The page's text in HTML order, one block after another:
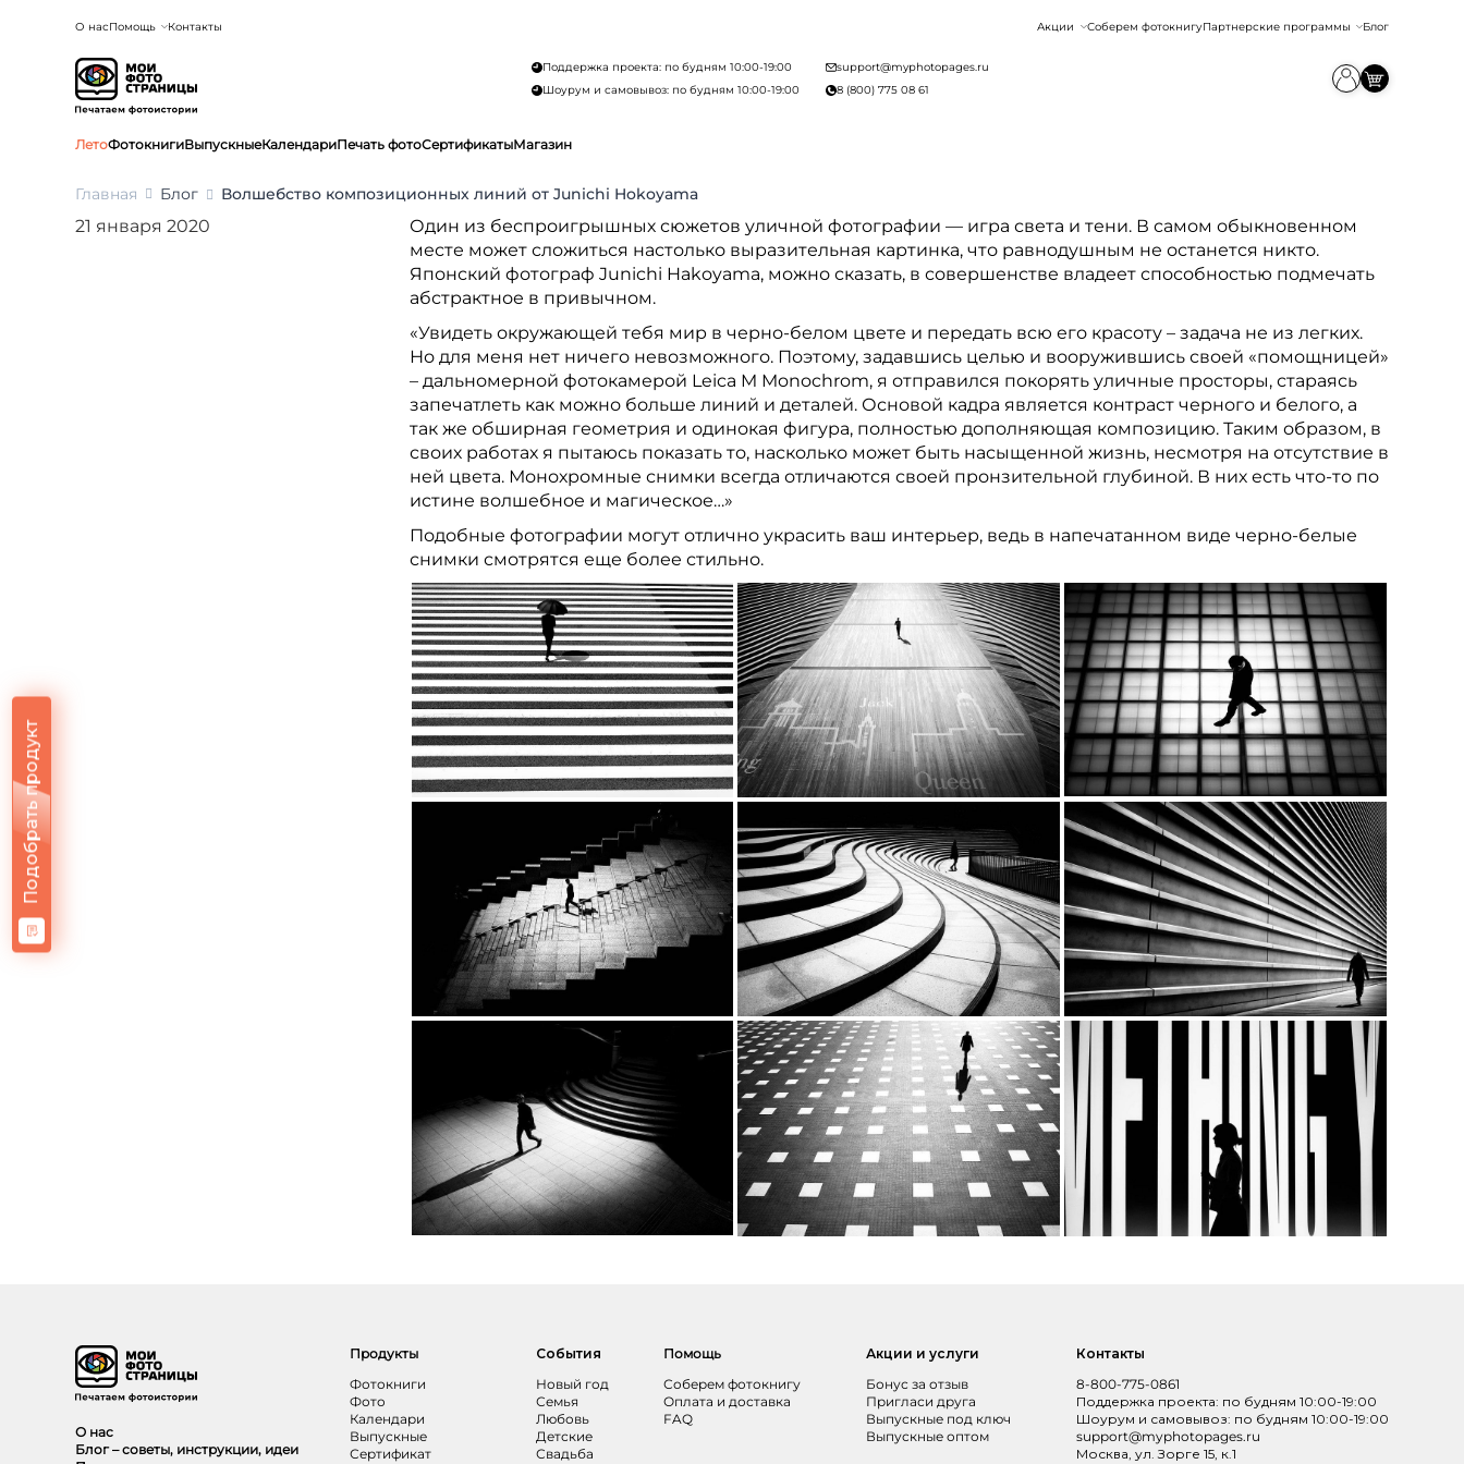
О насПомощь Контакты Акции Соберем фотокнигуПартнерские программы Блог
Поддержка проекта: по будням 10:00-19:00
Шоурум и самовывоз: по будням 10:00-19:00
support@myphotopages.ru
8 (800) 775 08 61
ЛетоФотокнигиВыпускныеКалендариПечать фотоСертификатыМагазин
Подобрать продукт
Главная Блог Волшебство композиционных линий от Junichi Hokoyama
21 января 2020
Один из беспроигрышных сюжетов уличной фотографии — игра света и тени. В самом обыкновенном
месте может сложиться настолько выразительная картинка, что равнодушным не останется никто.
Японский фотограф Junichi Hakoyama, можно сказать, в совершенстве владеет способностью подмечать
абстрактное в привычном.
«Увидеть окружающей тебя мир в черно-белом цвете и передать всю его красоту – задача не из легких.
Но для меня нет ничего невозможного. Поэтому, задавшись целью и вооружившись своей «помощницей»
– дальномерной фотокамерой Leica M Monochrom, я отправился покорять уличные просторы, стараясь
запечатлеть как можно больше линий и деталей. Основой кадра является контраст черного и белого, а
так же обширная геометрия и одинокая фигура, полностью дополняющая композицию. Таким образом, в
своих работах я пытаюсь показать то, насколько может быть насыщенной жизнь, несмотря на отсутствие в
ней цвета. Монохромные снимки всегда отличаются своей пронзительной глубиной. В них есть что-то по
истине волшебное и магическое…»
Подобные фотографии могут отлично украсить ваш интерьер, ведь в напечатанном виде черно-белые
снимки смотрятся еще более стильно.
О нас
Блог – советы, инструкции, идеи
Продукты
Фотокниги
Фото
Календари
Выпускные
Сертификат
События
Новый год
Семья
Любовь
Детские
Свадьба
Помощь
Соберем фотокнигу
Оплата и доставка
FAQ
Акции и услуги
Бонус за отзыв
Пригласи друга
Выпускные под ключ
Выпускные оптом
Контакты
8-800-775-0861
Поддержка проекта: по будням 10:00-19:00
Шоурум и самовывоз: по будням 10:00-19:00
support@myphotopages.ru
Москва, ул. Зорге 15, к.1